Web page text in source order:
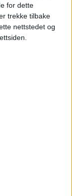
for dette
trekke tilbake
nettstedet og